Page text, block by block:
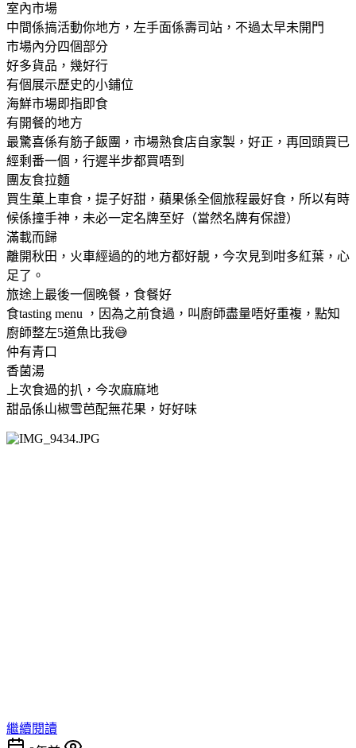
室內市場
中間係搞活動你地方，左手面係壽司站，不過太早未開門
市場內分四個部分
好多貨品，幾好行
有個展示歷史的小鋪位
海鮮市場即指即食
有開餐的地方
最驚喜係有筋子飯團，市場熟食店自家製，好正，再回頭買已
經剩番一個，行遲半步都買唔到
團友食拉麵
買生菓上車食，提子好甜，蘋果係全個旅程最好食，所以有時
候係撞手神，未必一定名牌至好（當然名牌有保證）
滿載而歸
離開秋田，火車經過的的地方都好靚，今次見到咁多紅葉，心
足了。
旅途上最後一個晚餐，食餐好
食tasting menu ，因為之前食過，叫廚師盡量唔好重複，點知
廚師整左5道魚比我​😅
仲有青口
香菌湯
上次食過的扒，今次麻麻地
甜品係山椒雪芭配無花果，好好味
繼續閱讀